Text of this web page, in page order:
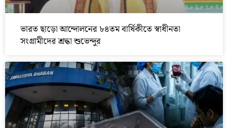
ভারত ছাড়ো আন্দোলনের ৮৪তম বার্ষিকীতে স্বাধীনতা
সংগ্রামীদের শ্রদ্ধা শুভেন্দুর